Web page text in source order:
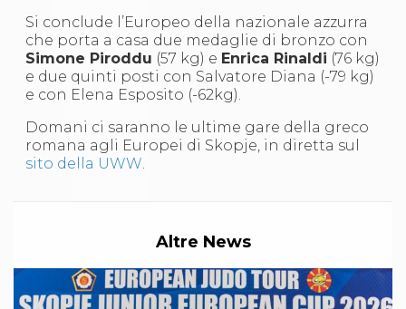
Difesa Personale MGA
La disciplina
News
Merchandising
Mappa del sito
Contatti
News
Corsi Monotematici
Corsi FIJLKAM-FISDIR
Corsi Preparatore Fisico
Si conclude l’Europeo della nazionale azzurra
che porta a casa due medaglie di bronzo con
Simone Piroddu (57 kg) e Enrica Rinaldi (76 kg)
e due quinti posti con Salvatore Diana (-79 kg)
e con Elena Esposito (-62kg).
Domani ci saranno le ultime gare della greco
romana agli Europei di Skopje, in diretta sul
sito della UWW.
Altre News